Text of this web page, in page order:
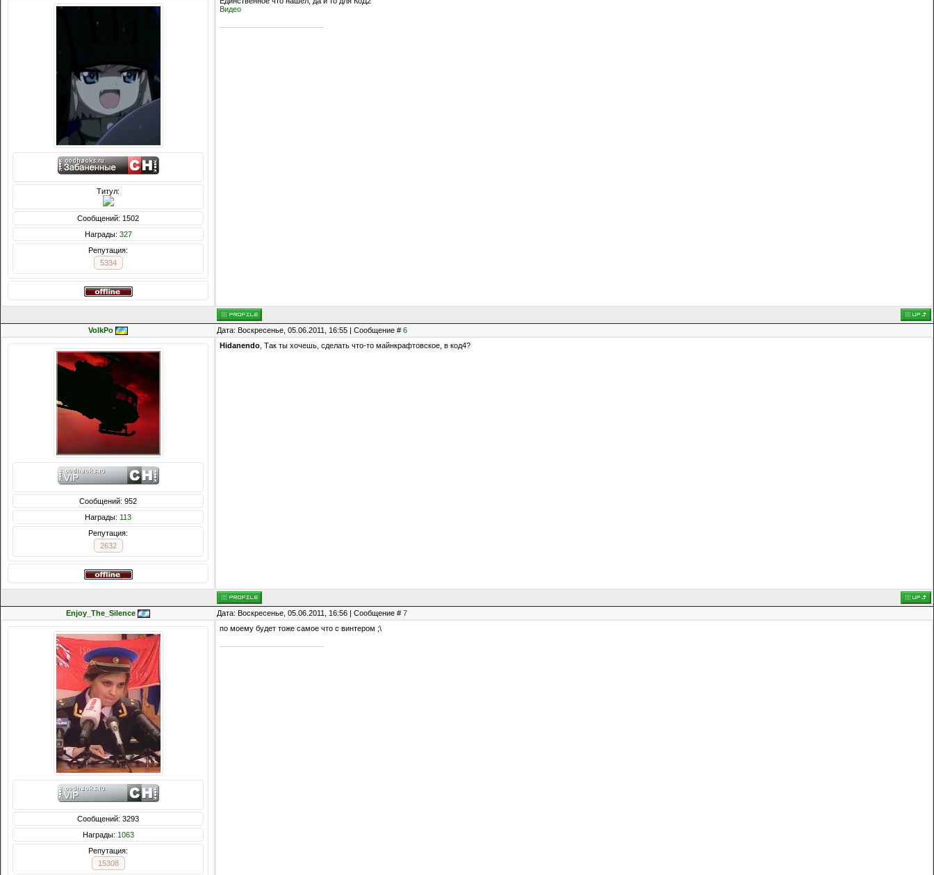
Титул:
Сообщений: 1502
Награды: 327
Репутация:
5334
Видео
VolkPo Дата: Воскресенье, 05.06.2011, 16:55 | Сообщение # 6
Сообщений: 952
Награды: 113
Репутация:
2632
Hidanendo , Так ты хочешь, сделать что-то майнкрафтовское, в код4?
Enjoy_The_Silence Дата: Воскресенье, 05.06.2011, 16:56 | Сообщение # 7
Сообщений: 3293
Награды: 1063
Репутация:
15308
по моему будет тоже самое что с винтером ;\